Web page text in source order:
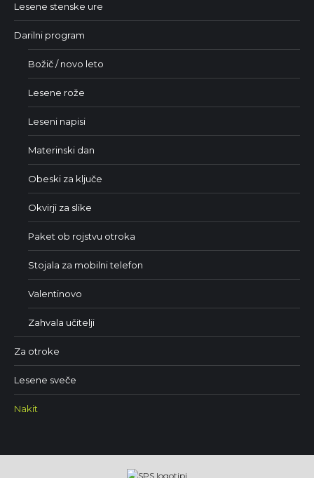
Lesene stenske ure
Darilni program
Božič / novo leto
Lesene rože
Leseni napisi
Materinski dan
Obeski za ključe
Okvirji za slike
Paket ob rojstvu otroka
Stojala za mobilni telefon
Valentinovo
Zahvala učitelji
Za otroke
Lesene sveče
Nakit